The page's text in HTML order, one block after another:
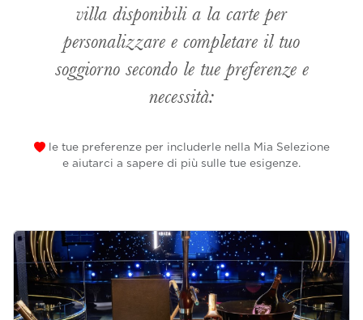
villa disponibili a la carte per
personalizzare e completare il tuo
soggiorno secondo le tue preferenze e
necessità:
le tue preferenze per includerle nella Mia Selezione
e aiutarci a sapere di più sulle tue esigenze.